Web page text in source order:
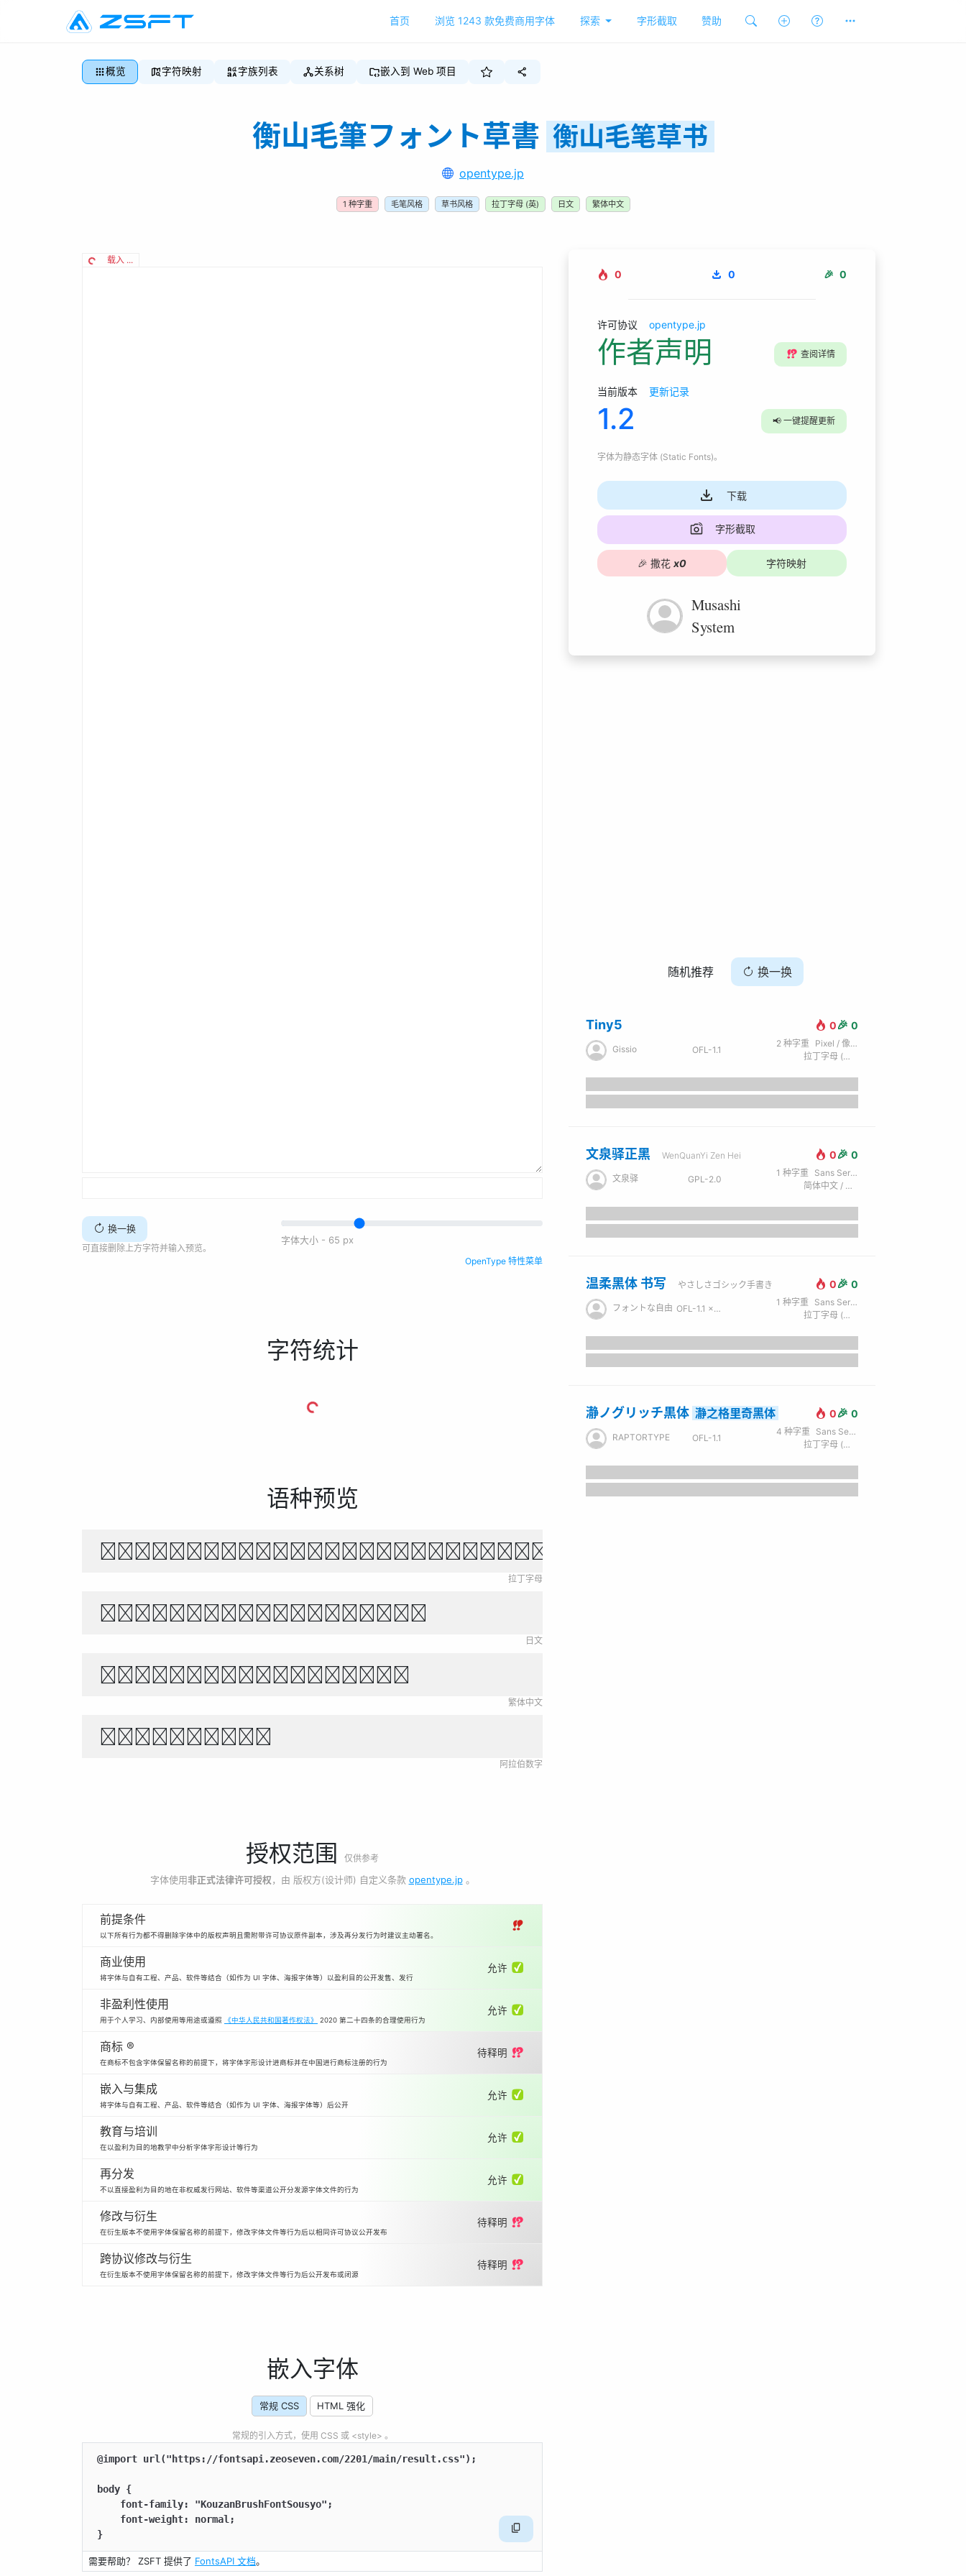
首页 浏览 1243 款免费商用字体 探索 字形截取 赞助
概览 字符映射 字族列表 关系树 嵌入到 Web 项目
衡山毛筆フォント草書 衡山毛笔草书
opentype.jp
1 种字重 毛笔风格 草书风格 拉丁字母 (英) 日文 繁体中文
载入 ...
换一换
可直接删除上方字符并输入预览。
字体大小 - 65 px
OpenType 特性菜单
字符统计
语种预览
The quick brown fox jumps over the lazy dog.
拉丁字母
あきのよの つきにさびしき をがはらや
日文
世界宇宙浩瀚無垠，科技創新永無止境。
繁体中文
1234567890
阿拉伯数字
授权范围 仅供参考
字体使用非正式法律许可授权，由 版权方(设计师) 自定义条款 opentype.jp。
前提条件
以下所有行为都不得删除字体中的版权声明且需附带许可协议原件副本，涉及再分发行为时建议主动署名。
‼
商业使用
将字体与自有工程、产品、软件等结合（如作为 UI 字体、海报字体等）以盈利目的公开发售、发行
允许 ✅
非盈利性使用
用于个人学习、内部使用等用途或遵照 《中华人民共和国著作权法》 2020 第二十四条的合理使用行为
允许 ✅
商标 ®
在商标不包含字体保留名称的前提下，将字体字形设计进商标并在中国进行商标注册的行为
待释明 ⁉️
嵌入与集成
将字体与自有工程、产品、软件等结合（如作为 UI 字体、海报字体等）后公开
允许 ✅
教育与培训
在以盈利为目的地教学中分析字体字形设计等行为
允许 ✅
再分发
不以直接盈利为目的地在非权威发行网站、软件等渠道公开分发源字体文件的行为
允许 ✅
修改与衍生
在衍生版本不使用字体保留名称的前提下，修改字体文件等行为后以相同许可协议公开发布
待释明 ⁉️
跨协议修改与衍生
在衍生版本不使用字体保留名称的前提下，修改字体文件等行为后公开发布或闭源
待释明 ⁉️
嵌入字体
常规 CSS HTML 强化
常规的引入方式，使用 CSS 或 <style> 。
@import url("https://fontsapi.zeoseven.com/2201/main/result.css");
body {
    font-family: "KouzanBrushFontSousyo";
    font-weight: normal;
}
需要帮助？ ZSFT 提供了 FontsAPI 文档。
0 0 🎉 0
许可协议 opentype.jp
作者声明 ⁉️ 查阅详情
当前版本 更新记录
1.2 📢 一键提醒更新
字体为静态字体 (Static Fonts)。
下载
字形截取
🎉 撒花 x0 字符映射
Musashi
System
随机推荐 换一换
Tiny5 0🎉 0
Gissio OFL-1.1
2 种字重
Pixel / 像素
拉丁字母 (英) / 西里尔字母 (俄) / 希腊文
文泉驿正黑 WenQuanYi Zen Hei 0🎉 0
文泉驿 GPL-2.0
1 种字重
Sans Serif / 无衬线
简体中文 / 拉丁字母 (英) / 西里尔字母 (俄) / 日文 / 谚文 / 繁体中文 / 希腊文
温柔黑体 书写 やさしさゴシック手書き 0🎉 0
フォントな自由 OFL-1.1 × IPA
1 种字重
Sans Serif / 无衬线
拉丁字母 (英) / 西里尔字母 (俄) / 日文 / 繁体中文
瀞ノグリッチ黒体 瀞之格里奇黑体 0🎉 0
RAPTORTYPE OFL-1.1
4 种字重
Sans Serif / 无衬线
拉丁字母 (英) / 西里尔字母 (俄) / 日文 / 繁体中文